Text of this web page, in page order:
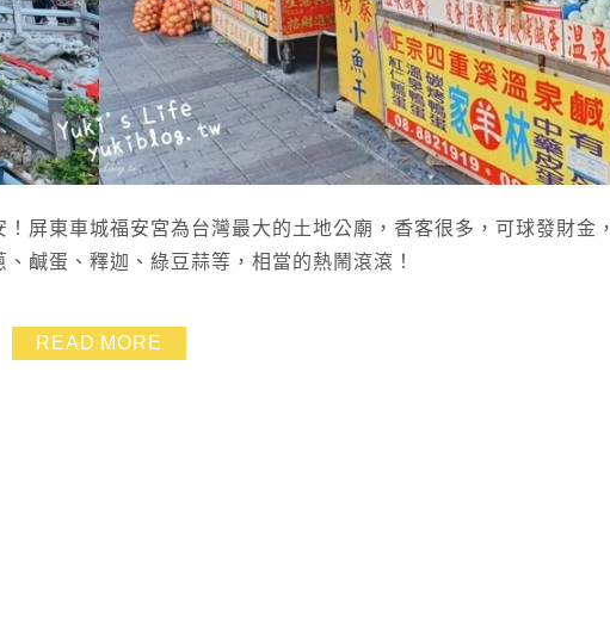
屏東車城福安宮為台灣最大的土地公廟，香客很多，可球發財金，
鹹蛋、釋迦、綠豆蒜等，相當的熱鬧滾滾！
READ MORE